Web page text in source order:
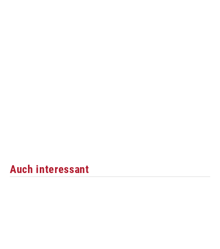
Auch interessant